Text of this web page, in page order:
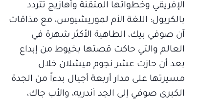
الإفريقي وخطواتها المتقنة وأهازيج تتردد
بالكريول: اللغة الأم لموريشيوس، مع مذاقات
آن صوفي بيك، الطاهية الأكثر شهرة في
العالم والتي حاكت قصتها بخيوط من إبداع
بعد أن حازت عشر نجوم ميشلان خلال
مسيرتها على مدار أربعة أجيال بدءاً من الجدة
الكبرى صوفي إلى الجد أندريه، والأب جاك،